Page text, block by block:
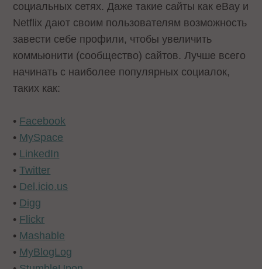
социальных сетях. Даже такие сайты как eBay и
Netflix дают своим пользователям возможность
завести себе профили, чтобы увеличить
коммьюнити (сообщество) сайтов. Лучше всего
начинать с наиболее популярных социалок,
таких как:
• Facebook
• MySpace
• LinkedIn
•Twitter
• Del.icio.us
• Digg
• Flickr
• Mashable
• MyBlogLog